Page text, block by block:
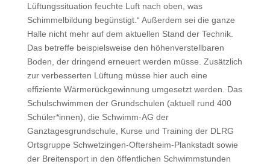
Lüftungssituation feuchte Luft nach oben, was
Schimmelbildung begünstigt.“ Außerdem sei die ganze
Halle nicht mehr auf dem aktuellen Stand der Technik.
Das betreffe beispielsweise den höhenverstellbaren
Boden, der dringend erneuert werden müsse. Zusätzlich
zur verbesserten Lüftung müsse hier auch eine
effiziente Wärmerückgewinnung umgesetzt werden. Das
Schulschwimmen der Grundschulen (aktuell rund 400
Schüler*innen), die Schwimm-AG der
Ganztagesgrundschule, Kurse und Training der DLRG
Ortsgruppe Schwetzingen-Oftersheim-Plankstadt sowie
der Breitensport in den öffentlichen Schwimmstunden